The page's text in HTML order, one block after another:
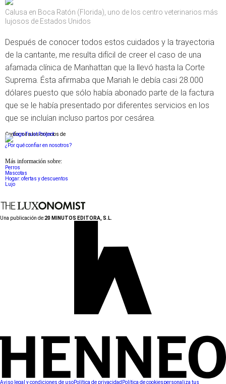
Calusa en Boca Ratón (Florida), uno de los centro veterinarios más
lujosos de Estados Unidos
Después de conocer todos estos cuidados y la trayectoria
de la cantante, me resulta difícil de creer el caso de una
afamada clínica de Manhattan que la llevó hasta la Corte
Suprema. Ésta afirmaba que Mariah le debía casi 28.000
dólares puesto que sólo había abonado parte de la factura
que se le había presentado por diferentes servicios en los
que se incluían incluso partos por cesárea.
Conforme a los criterios de
¿Por qué confiar en nosotros?
Más información sobre:
Perros
Mascotas
Hogar: ofertas y descuentos
Lujo
Una publicación de:20 MINUTOS EDITORA, S.L.
Aviso legal y condiciones de usoPolítica de privacidad Política de cookiespersonaliza tus